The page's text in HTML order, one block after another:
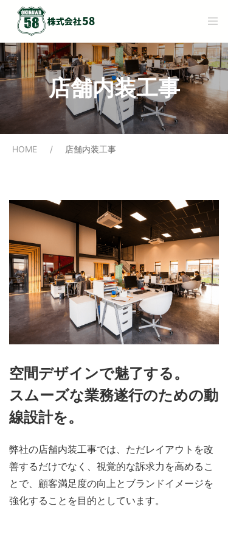
店舗内装工事
HOME 店舗内装工事
空間デザインで魅了する。
スムーズな業務遂行のための動
線設計を。
弊社の店舗内装工事では、ただレイアウトを改
善するだけでなく、視覚的な訴求力を高めるこ
とで、顧客満足度の向上とブランドイメージを
強化することを目的としています。